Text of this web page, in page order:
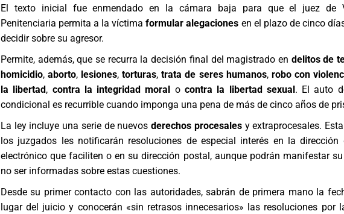
El texto inicial fue enmendado en la cámara baja para que el juez de
Penitenciaria permita a la víctimaformular alegaciones en el plazo de cinco
decidir sobre su agresor.
Permite, además, que se recurra la decisión final del magistrado en delitos de
homicidio,aborto, lesiones,torturas,trata de seres humanos, robo con
la libertad, contra la integridad moral ocontra la libertad sexual. El auto
condicional es recurrible cuando imponga una pena de más de cinco años de
La ley incluye una serie de nuevosderechos procesales y extraprocesales.
los juzgados les notificarán resoluciones de especial interés en la dirección
electrónico que faciliten o en su dirección postal, aunque podrán manifestar
no ser informadas sobre estas cuestiones.
Desde su primer contacto con las autoridades, sabrán de primera mano la
lugar del juicio y conocerán «sin retrasos innecesarios» las resoluciones por